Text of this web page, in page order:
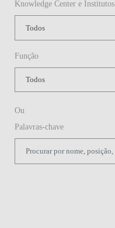
Knowledge Center e Institutos
Função
Ou
Palavras-chave